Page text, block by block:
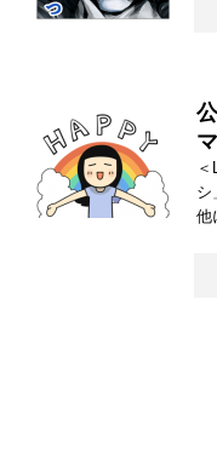
シ
他